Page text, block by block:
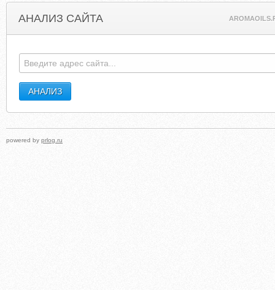
АНАЛИЗ САЙТА
powered by prlog.ru